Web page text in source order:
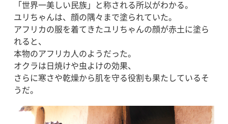
「世界一美しい民族」と称される所以がわかる。
ユリちゃんは、顔の隅々まで塗られていた。
アフリカの服を着てきたユリちゃんの顔が赤土に塗ら
れると、
本物のアフリカ人のようだった。
オクラは日焼けや虫よけの効果、
さらに寒さや乾燥から肌を守る役割も果たしているそ
うだ。